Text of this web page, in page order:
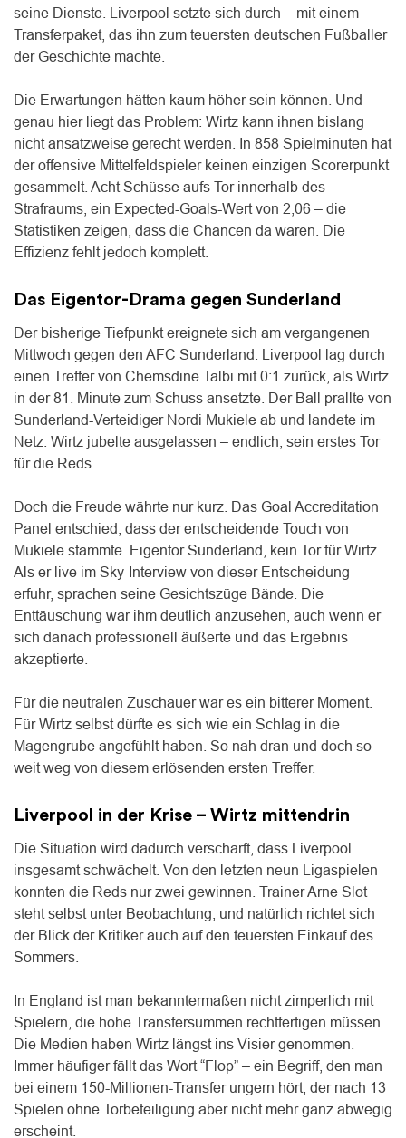
seine Dienste. Liverpool setzte sich durch – mit einem
Transferpaket, das ihn zum teuersten deutschen Fußballer
der Geschichte machte.
Die Erwartungen hätten kaum höher sein können. Und
genau hier liegt das Problem: Wirtz kann ihnen bislang
nicht ansatzweise gerecht werden. In 858 Spielminuten hat
der offensive Mittelfeldspieler keinen einzigen Scorerpunkt
gesammelt. Acht Schüsse aufs Tor innerhalb des
Strafraums, ein Expected-Goals-Wert von 2,06 – die
Statistiken zeigen, dass die Chancen da waren. Die
Effizienz fehlt jedoch komplett.
Das Eigentor-Drama gegen Sunderland
Der bisherige Tiefpunkt ereignete sich am vergangenen
Mittwoch gegen den AFC Sunderland. Liverpool lag durch
einen Treffer von Chemsdine Talbi mit 0:1 zurück, als Wirtz
in der 81. Minute zum Schuss ansetzte. Der Ball prallte von
Sunderland-Verteidiger Nordi Mukiele ab und landete im
Netz. Wirtz jubelte ausgelassen – endlich, sein erstes Tor
für die Reds.
Doch die Freude währte nur kurz. Das Goal Accreditation
Panel entschied, dass der entscheidende Touch von
Mukiele stammte. Eigentor Sunderland, kein Tor für Wirtz.
Als er live im Sky-Interview von dieser Entscheidung
erfuhr, sprachen seine Gesichtszüge Bände. Die
Enttäuschung war ihm deutlich anzusehen, auch wenn er
sich danach professionell äußerte und das Ergebnis
akzeptierte.
Für die neutralen Zuschauer war es ein bitterer Moment.
Für Wirtz selbst dürfte es sich wie ein Schlag in die
Magengrube angefühlt haben. So nah dran und doch so
weit weg von diesem erlösenden ersten Treffer.
Liverpool in der Krise – Wirtz mittendrin
Die Situation wird dadurch verschärft, dass Liverpool
insgesamt schwächelt. Von den letzten neun Ligaspielen
konnten die Reds nur zwei gewinnen. Trainer Arne Slot
steht selbst unter Beobachtung, und natürlich richtet sich
der Blick der Kritiker auch auf den teuersten Einkauf des
Sommers.
In England ist man bekanntermaßen nicht zimperlich mit
Spielern, die hohe Transfersummen rechtfertigen müssen.
Die Medien haben Wirtz längst ins Visier genommen.
Immer häufiger fällt das Wort “Flop” – ein Begriff, den man
bei einem 150-Millionen-Transfer ungern hört, der nach 13
Spielen ohne Torbeteiligung aber nicht mehr ganz abwegig
erscheint.